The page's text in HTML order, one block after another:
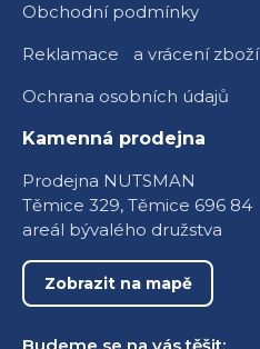
Obchodní podmínky
Reklamace a vrácení zboží
Ochrana osobních údajů
Kamenná prodejna
Prodejna NUTSMAN
Těmice 329, Těmice 696 84
areál bývalého družstva
Zobrazit na mapě